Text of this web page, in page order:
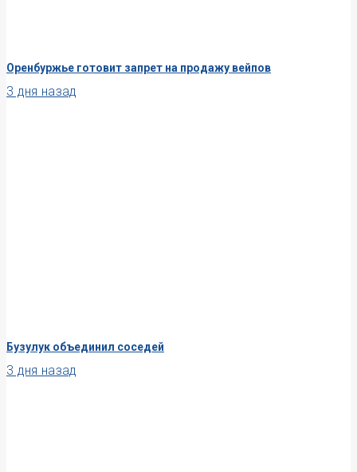
Оренбуржье готовит запрет на продажу вейпов
3 дня назад
Бузулук объединил соседей
3 дня назад